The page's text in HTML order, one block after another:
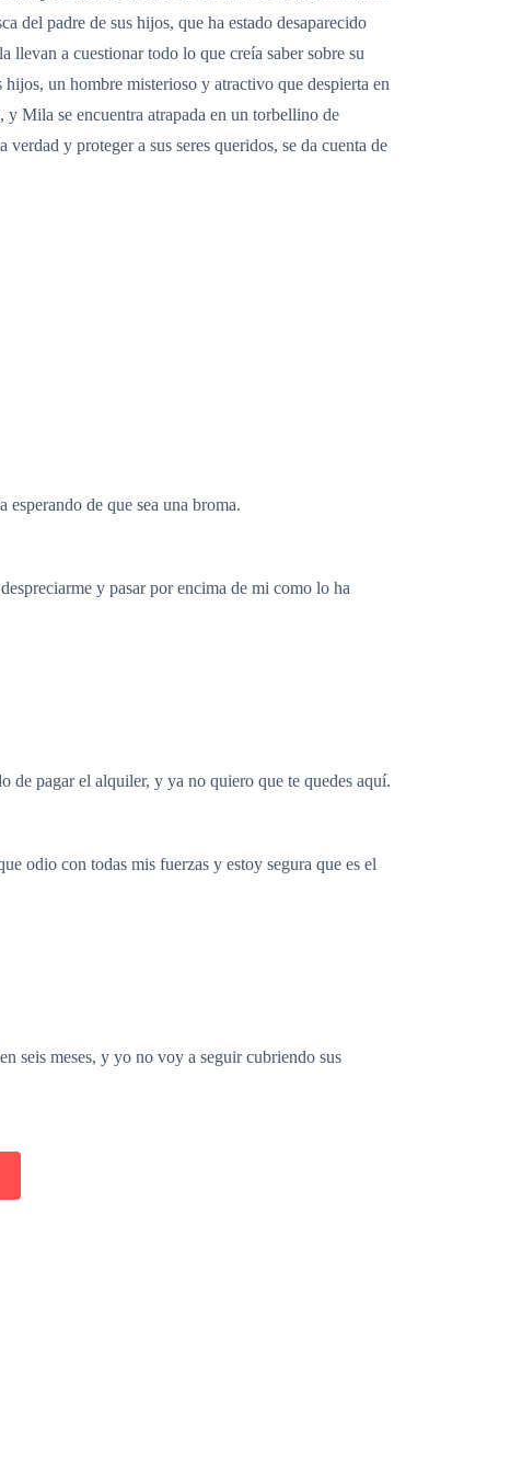
del padre de sus hijos, que ha estado desaparecido
llevan a cuestionar todo lo que creía saber sobre su
un hombre misterioso y atractivo que despierta en
y Mila se encuentra atrapada en un torbellino de
y proteger a sus seres queridos, se da cuenta de
de que sea una broma.
y pasar por encima de mi como lo ha
pagar el alquiler, y ya no quiero que te quedes aquí.
odio con todas mis fuerzas y estoy segura que es el
seis meses, y yo no voy a seguir cubriendo sus
la vida me trataras de esta manera.